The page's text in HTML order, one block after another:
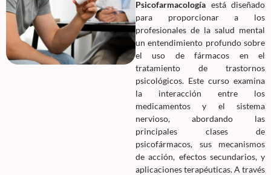
Psicofarmacología está diseñado
para proporcionar a los
profesionales de la salud mental
un entendimiento profundo sobre
el uso de fármacos en el
tratamiento de trastornos
psicológicos. Este curso examina
la interacción entre los
medicamentos y el sistema
nervioso, abordando las
principales clases de
psicofármacos, sus mecanismos
de acción, efectos secundarios, y
aplicaciones terapéuticas. A través